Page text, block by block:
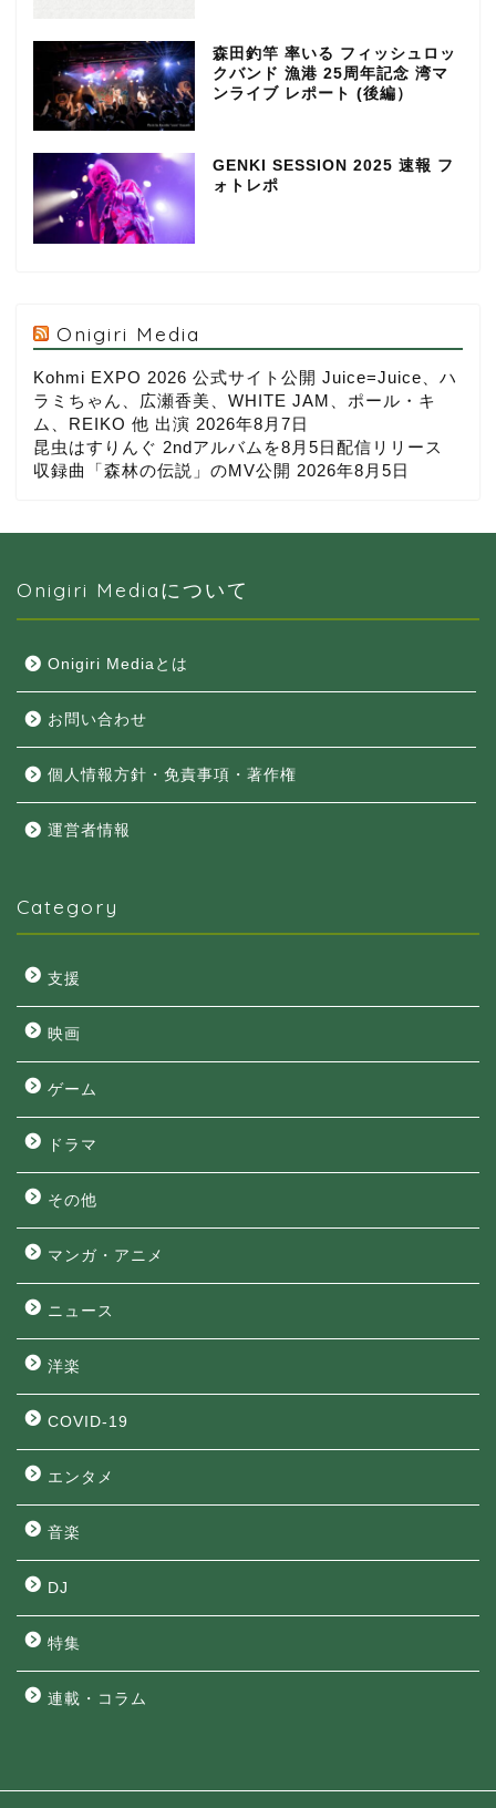
森田釣竿 率いる フィッシュロッ
クバンド 漁港 25周年記念 湾マ
ンライブ レポート (後編）
GENKI SESSION 2025 速報 フ
ォトレポ
Onigiri Media
Kohmi EXPO 2026 公式サイト公開 Juice=Juice、ハ
ラミちゃん、広瀬香美、WHITE JAM、ポール・キ
ム、REIKO 他 出演 2026年8月7日
昆虫はすりんぐ 2ndアルバムを8月5日配信リリース
収録曲「森林の伝説」のMV公開 2026年8月5日
Onigiri Mediaについて
Onigiri Mediaとは
お問い合わせ
個人情報方針・免責事項・著作権
運営者情報
Category
支援
映画
ゲーム
ドラマ
その他
マンガ・アニメ
ニュース
洋楽
COVID-19
エンタメ
音楽
DJ
特集
連載・コラム